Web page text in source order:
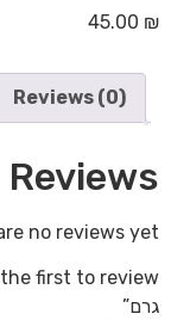
45.00 ₪
Reviews (0)
Reviews
no reviews yet.
גרם”